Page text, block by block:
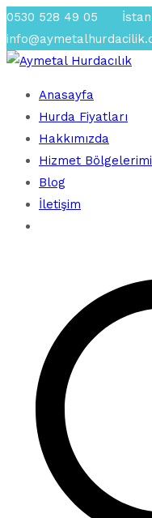
İçeriğe
geç
0530 528 49 05
Aymetal
En Yakın Hurdacı
Anasayfa
Hurda Fiyatları
Hakkımızda
Hizmet
Blog
İletişim